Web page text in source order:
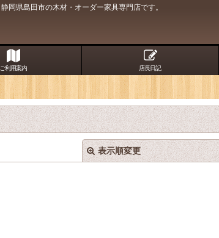
静岡県島田市の木材・オーダー家具専門店です。
ご利用案内 店長日記
表示順変更